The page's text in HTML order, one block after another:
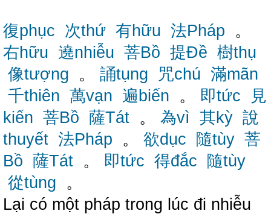
復phục 次thứ 有hữu 法Pháp 。
右hữu 遶nhiễu 菩Bồ 提Đề 樹thụ
像tượng 。 誦tụng 咒chú 滿mãn
千thiên 萬vạn 遍biến 。 即tức
見
kiến 菩Bồ 薩Tát 。 為vì 其kỳ 說
thuyết 法Pháp 。 欲dục 隨tùy 菩
Bồ 薩Tát 。 即tức 得đắc
隨tùy
從tùng 。
Lại có một pháp trong lúc đi nhiễu